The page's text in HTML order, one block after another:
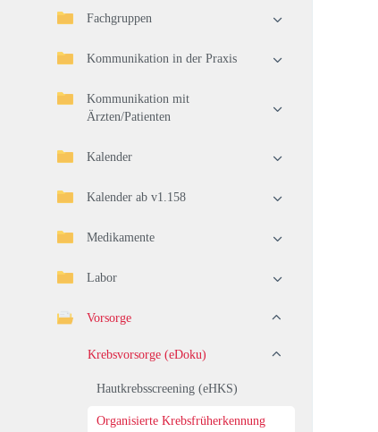
Fachgruppen
Kommunikation in der Praxis
Kommunikation mit
Ärzten/Patienten
Kalender
Kalender ab v1.158
Medikamente
Labor
Vorsorge
Krebsvorsorge (eDoku)
Hautkrebsscreening (eHKS)
Organisierte Krebsfrüherkennung